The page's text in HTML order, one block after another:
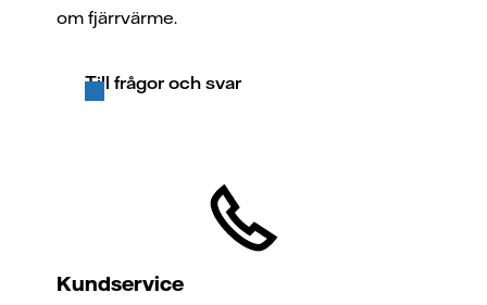
om fjärrvärme.
Till frågor och svar
Kundservice